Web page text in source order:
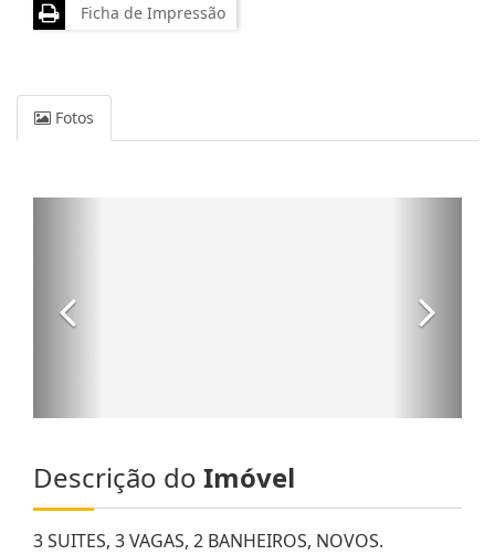
Ficha de Impressão
Fotos
Descrição do Imóvel
3 SUITES, 3 VAGAS, 2 BANHEIROS, NOVOS.